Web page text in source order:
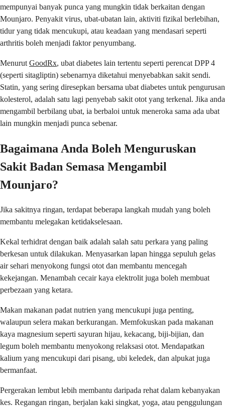
mempunyai banyak punca yang mungkin tidak berkaitan dengan
Mounjaro. Penyakit virus, ubat-ubatan lain, aktiviti fizikal berlebihan,
tidur yang tidak mencukupi, atau keadaan yang mendasari seperti
arthritis boleh menjadi faktor penyumbang.
Menurut GoodRx, ubat diabetes lain tertentu seperti perencat DPP 4
(seperti sitagliptin) sebenarnya diketahui menyebabkan sakit sendi.
Statin, yang sering diresepkan bersama ubat diabetes untuk pengurusan
kolesterol, adalah satu lagi penyebab sakit otot yang terkenal. Jika anda
mengambil berbilang ubat, ia berbaloi untuk meneroka sama ada ubat
lain mungkin menjadi punca sebenar.
Bagaimana Anda Boleh Menguruskan
Sakit Badan Semasa Mengambil
Mounjaro?
Jika sakitnya ringan, terdapat beberapa langkah mudah yang boleh
membantu melegakan ketidakselesaan.
Kekal terhidrat dengan baik adalah salah satu perkara yang paling
berkesan untuk dilakukan. Menyasarkan lapan hingga sepuluh gelas
air sehari menyokong fungsi otot dan membantu mencegah
kekejangan. Menambah cecair kaya elektrolit juga boleh membuat
perbezaan yang ketara.
Makan makanan padat nutrien yang mencukupi juga penting,
walaupun selera makan berkurangan. Memfokuskan pada makanan
kaya magnesium seperti sayuran hijau, kekacang, biji-bijian, dan
legum boleh membantu menyokong relaksasi otot. Mendapatkan
kalium yang mencukupi dari pisang, ubi keledek, dan alpukat juga
bermanfaat.
Pergerakan lembut lebih membantu daripada rehat dalam kebanyakan
kes. Regangan ringan, berjalan kaki singkat, yoga, atau penggulungan